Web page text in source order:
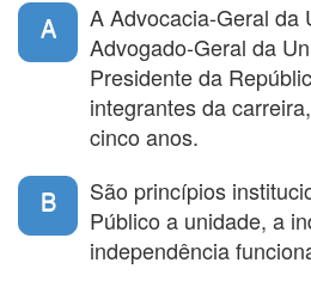
A
A Advocacia-Geral da
Advogado-Geral da
Presidente da
integrantes da
cinco anos.
B
São princípios
Público a unidade, a
independência